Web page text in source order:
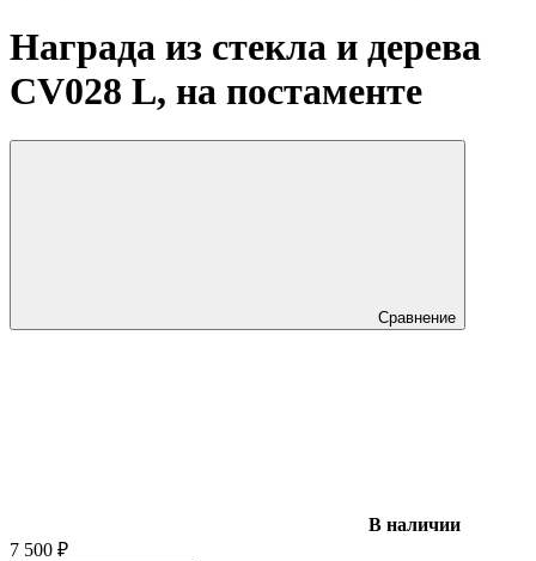
Награда из стекла и дерева
CV028 L, на постаменте
Сравнение
В наличии
7 500 ₽